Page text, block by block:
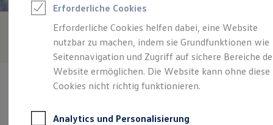
Leasing
Leasing-Angebote
Gebrauchtwagen Leasing
Junge Gebrauchtwagen-Leasing
Elektroauto Leasing
Kleinwagen-Leasing
Leasing ohne Anzahlung
Finanzierung
Kfz-Versicherung
Erforderliche Cookies
Erforderliche Cookies helfen dabei, eine Website
nutzbar zu machen, indem sie Grundfunktionen wie
Seitennavigation und Zugriff auf sichere Bereiche
Website ermöglichen. Die Website kann ohne diese
Cookies nicht richtig funktionieren.
Analytics und Personalisierung